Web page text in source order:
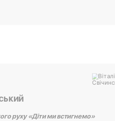
руху «Діти ми встигнемо»